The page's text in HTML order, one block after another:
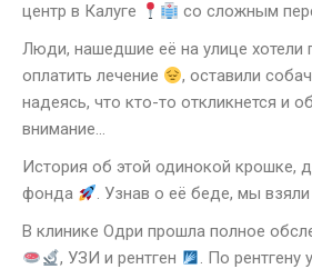
центр в Калуге
со сложным
Люди, нашедшие её на улице хотели
оплатить лечение
, оставили
надеясь, что кто-то откликнется и
внимание…
История об этой одинокой крошке,
фонда
. Узнав о её беде, мы
В клинике Одри прошла полное
, УЗИ и рентген
. По